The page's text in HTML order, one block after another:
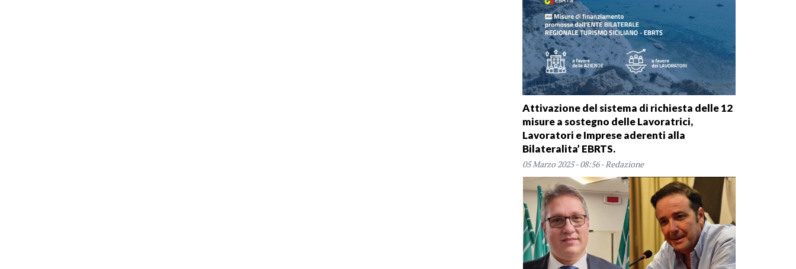
Attivazione del sistema di richiesta delle 12
misure a sostegno delle Lavoratrici,
Lavoratori e Imprese aderenti alla
Bilateralita’ EBRTS.
05 Marzo 2025 - 08:56 - Redazione